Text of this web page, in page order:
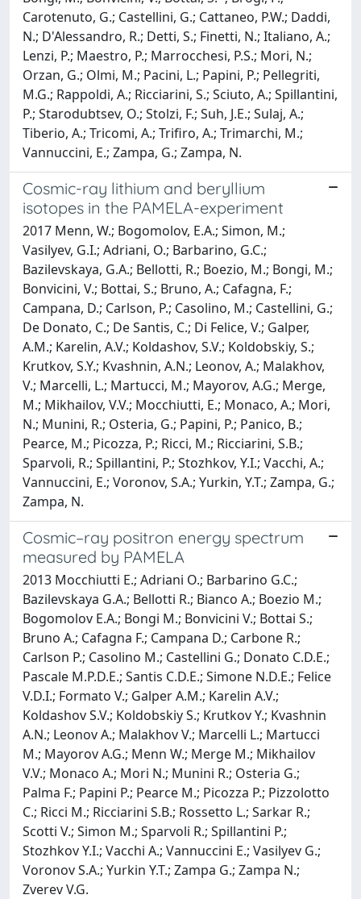
Carotenuto, G.; Castellini, G.; Cattaneo, P.W.; Daddi,
N.; D'Alessandro, R.; Detti, S.; Finetti, N.; Italiano, A.;
Lenzi, P.; Maestro, P.; Marrocchesi, P.S.; Mori, N.;
Orzan, G.; Olmi, M.; Pacini, L.; Papini, P.; Pellegriti,
M.G.; Rappoldi, A.; Ricciarini, S.; Sciuto, A.; Spillantini,
P.; Starodubtsev, O.; Stolzi, F.; Suh, J.E.; Sulaj, A.;
Tiberio, A.; Tricomi, A.; Trifiro, A.; Trimarchi, M.;
Vannuccini, E.; Zampa, G.; Zampa, N.
Cosmic-ray lithium and beryllium
isotopes in the PAMELA-experiment
2017 Menn, W.; Bogomolov, E.A.; Simon, M.;
Vasilyev, G.I.; Adriani, O.; Barbarino, G.C.;
Bazilevskaya, G.A.; Bellotti, R.; Boezio, M.; Bongi, M.;
Bonvicini, V.; Bottai, S.; Bruno, A.; Cafagna, F.;
Campana, D.; Carlson, P.; Casolino, M.; Castellini, G.;
De Donato, C.; De Santis, C.; Di Felice, V.; Galper,
A.M.; Karelin, A.V.; Koldashov, S.V.; Koldobskiy, S.;
Krutkov, S.Y.; Kvashnin, A.N.; Leonov, A.; Malakhov,
V.; Marcelli, L.; Martucci, M.; Mayorov, A.G.; Merge,
M.; Mikhailov, V.V.; Mocchiutti, E.; Monaco, A.; Mori,
N.; Munini, R.; Osteria, G.; Papini, P.; Panico, B.;
Pearce, M.; Picozza, P.; Ricci, M.; Ricciarini, S.B.;
Sparvoli, R.; Spillantini, P.; Stozhkov, Y.I.; Vacchi, A.;
Vannuccini, E.; Voronov, S.A.; Yurkin, Y.T.; Zampa, G.;
Zampa, N.
Cosmic–ray positron energy spectrum
measured by PAMELA
2013 Mocchiutti E.; Adriani O.; Barbarino G.C.;
Bazilevskaya G.A.; Bellotti R.; Bianco A.; Boezio M.;
Bogomolov E.A.; Bongi M.; Bonvicini V.; Bottai S.;
Bruno A.; Cafagna F.; Campana D.; Carbone R.;
Carlson P.; Casolino M.; Castellini G.; Donato C.D.E.;
Pascale M.P.D.E.; Santis C.D.E.; Simone N.D.E.; Felice
V.D.I.; Formato V.; Galper A.M.; Karelin A.V.;
Koldashov S.V.; Koldobskiy S.; Krutkov Y.; Kvashnin
A.N.; Leonov A.; Malakhov V.; Marcelli L.; Martucci
M.; Mayorov A.G.; Menn W.; Merge M.; Mikhailov
V.V.; Monaco A.; Mori N.; Munini R.; Osteria G.;
Palma F.; Papini P.; Pearce M.; Picozza P.; Pizzolotto
C.; Ricci M.; Ricciarini S.B.; Rossetto L.; Sarkar R.;
Scotti V.; Simon M.; Sparvoli R.; Spillantini P.;
Stozhkov Y.I.; Vacchi A.; Vannuccini E.; Vasilyev G.;
Voronov S.A.; Yurkin Y.T.; Zampa G.; Zampa N.;
Zverev V.G.